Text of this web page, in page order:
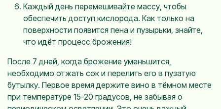
Каждый день перемешивайте массу, чтобы
обеспечить доступ кислорода. Как только на
поверхности появится пена и пузырьки, знайте,
что идёт процесс брожения!
После 7 дней, когда брожение уменьшится,
необходимо отжать сок и перелить его в пузатую
бутылку. Первое время держите вино в тёмном месте
при температуре 15-20 градусов, не забывая о